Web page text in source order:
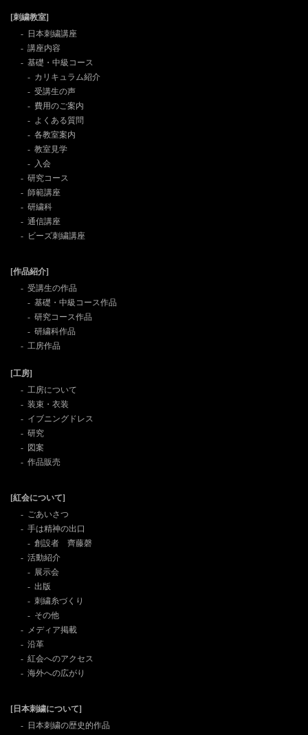
[刺繍教室]
日本刺繍講座
講座内容
基礎・中級コース
カリキュラム紹介
受講生の声
費用のご案内
よくある質問
各教室案内
教室見学
入会
研究コース
師範講座
研繍科
通信講座
ビーズ刺繍講座
[作品紹介]
受講生の作品
基礎・中級コース作品
研究コース作品
研繍科作品
工房作品
[工房]
工房について
装束・衣装
イブニングドレス
研究
図案
作品販売
[紅会について]
ごあいさつ
手は精神の出口
創設者 齊藤磬
活動紹介
展示会
出版
刺繍糸づくり
その他
メディア掲載
沿革
紅会へのアクセス
海外への広がり
[日本刺繍について]
日本刺繍の歴史的作品